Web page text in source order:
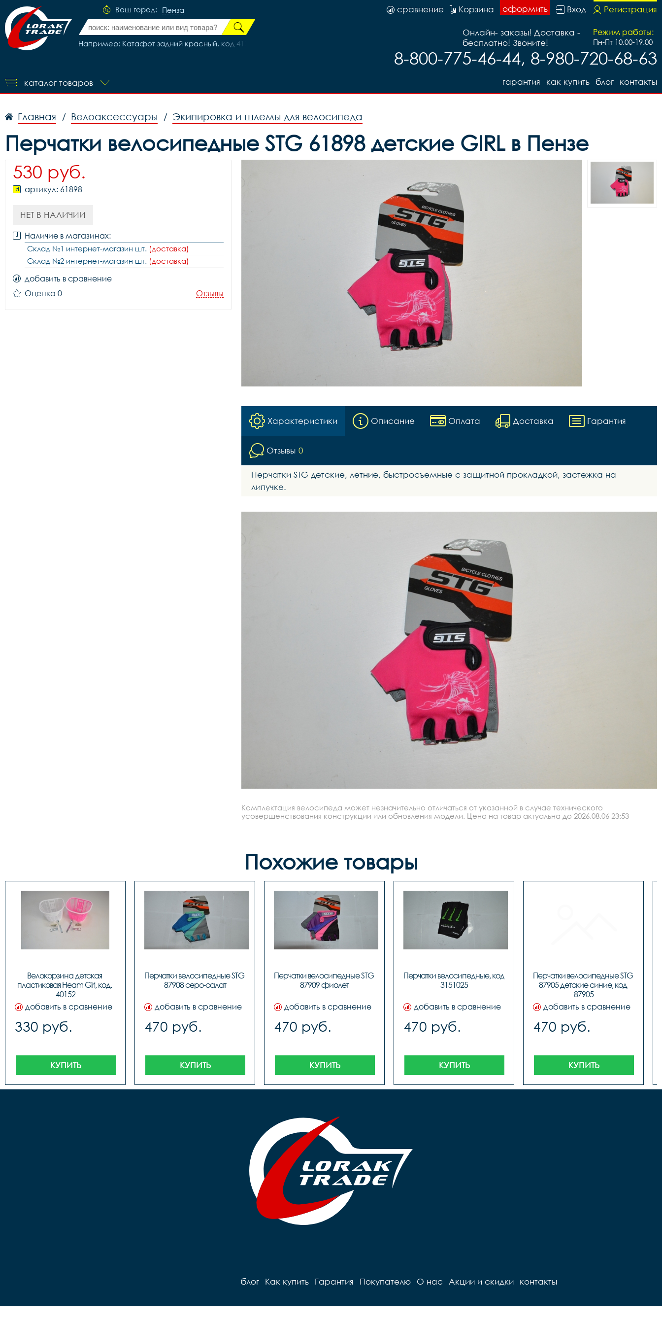
Ваш город: Пенза
Например: Катафот задний красный, код 41388
Регистрация
Вход
оформить
Корзина
сравнение
Режим работы:
Пн-Пт 10.00-19.00
Онлайн- заказы! Доставка -
бесплатно! Звоните!
8-800-775-46-44, 8-980-720-68-63
каталог товаров контакты
блог
как купить
гарантия
Главная / Велоаксессуары / Экипировка и шлемы для велосипеда
Перчатки велосипедные STG 61898 детские GIRL в Пензе
530 руб.
артикул: 61898
НЕТ В НАЛИЧИИ
Наличие в магазинах:
Склад №1 интернет-магазин шт. (доставка)
Склад №2 интернет-магазин шт. (доставка)
добавить в сравнение
Оценка 0
Отзывы
Характеристики Описание Оплата Доставка Гарантия
Отзывы 0
Перчатки STG детские, летние, быстросъемные с защитной прокладкой, застежка на
липучке.
Комплектация велосипеда может незначительно отличаться от указанной в случае технического
усовершенствования конструкции или обновления модели. Цена на товар актуальна до 2026.08.06 23:53
Похожие товары
Велокорзина детская
пластиковая Heam Girl, код.
40152
добавить в сравнение
330 руб.
КУПИТЬ
Перчатки велосипедные STG
87908 серо-салат
добавить в сравнение
470 руб.
КУПИТЬ
Перчатки велосипедные STG
87909 фиолет
добавить в сравнение
470 руб.
КУПИТЬ
Перчатки велосипедные, код
3151025
добавить в сравнение
470 руб.
КУПИТЬ
Перчатки велосипедные STG
87905 детские синие, код
87905
добавить в сравнение
470 руб.
КУПИТЬ
блог Как купить Гарантия Покупателю О нас Акции и скидки контакты